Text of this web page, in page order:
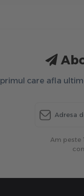
primul care afla
Am peste